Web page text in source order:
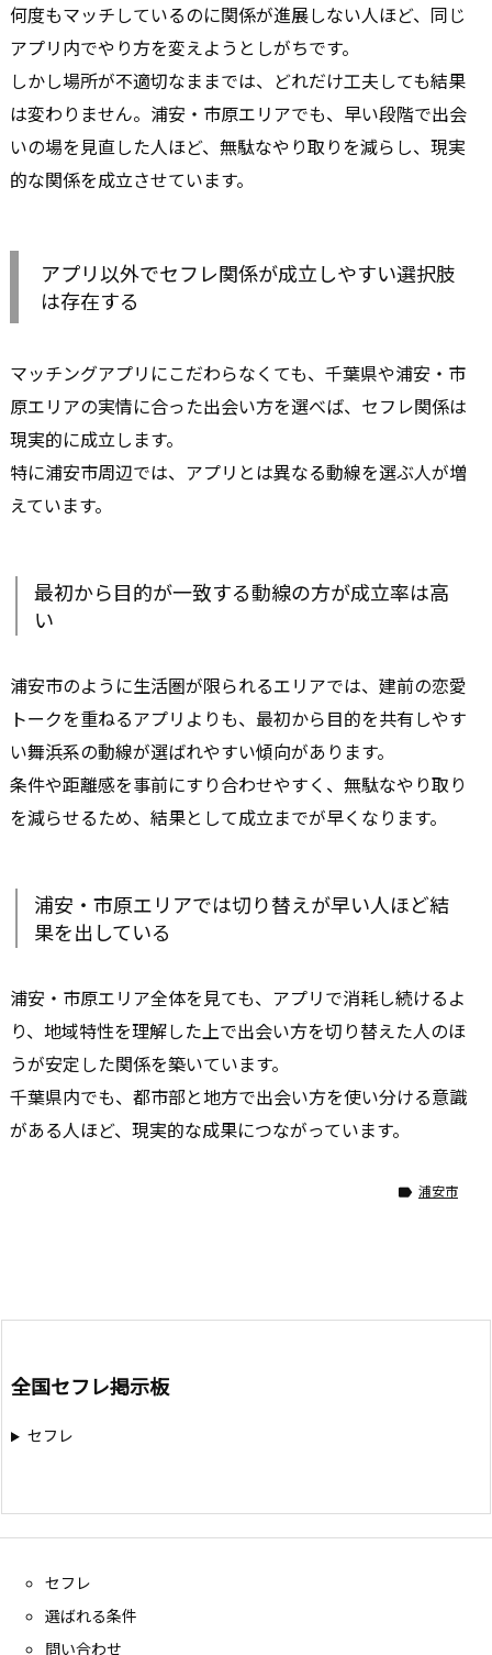
何度もマッチしているのに関係が進展しない人ほど、同じ
アプリ内でやり方を変えようとしがちです。
しかし場所が不適切なままでは、どれだけ工夫しても結果
は変わりません。浦安・市原エリアでも、早い段階で出会
いの場を見直した人ほど、無駄なやり取りを減らし、現実
的な関係を成立させています。
アプリ以外でセフレ関係が成立しやすい選択肢
は存在する
マッチングアプリにこだわらなくても、千葉県や浦安・市
原エリアの実情に合った出会い方を選べば、セフレ関係は
現実的に成立します。
特に浦安市周辺では、アプリとは異なる動線を選ぶ人が増
えています。
最初から目的が一致する動線の方が成立率は高
い
浦安市のように生活圏が限られるエリアでは、建前の恋愛
トークを重ねるアプリよりも、最初から目的を共有しやす
い舞浜系の動線が選ばれやすい傾向があります。
条件や距離感を事前にすり合わせやすく、無駄なやり取り
を減らせるため、結果として成立までが早くなります。
浦安・市原エリアでは切り替えが早い人ほど結
果を出している
浦安・市原エリア全体を見ても、アプリで消耗し続けるよ
り、地域特性を理解した上で出会い方を切り替えた人のほ
うが安定した関係を築いています。
千葉県内でも、都市部と地方で出会い方を使い分ける意識
がある人ほど、現実的な成果につながっています。
 浦安市
全国セフレ掲示板
セフレ
セフレ
選ばれる条件
問い合わせ